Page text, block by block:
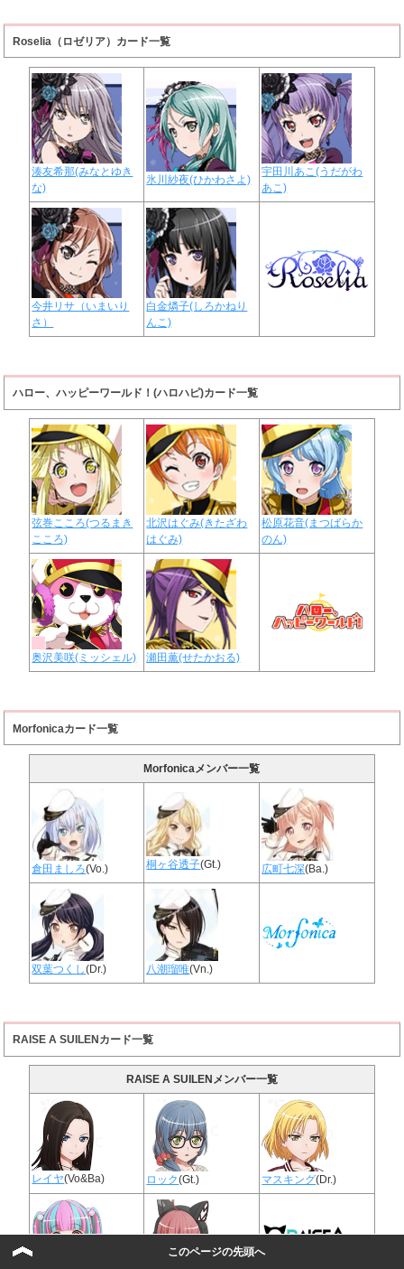
Roselia（ロゼリア）カード一覧
湊友希那(みなとゆき
な)
氷川紗夜(ひかわさよ)
宇田川あこ(うだがわ
あこ)
今井リサ（いまいり
さ）
白金燐子(しろかねり
んこ)
ハロー、ハッピーワールド！(ハロハピ)カード一覧
弦巻こころ(つるまき
こころ)
北沢はぐみ(きたざわ
はぐみ)
松原花音(まつばらか
のん)
奥沢美咲(ミッシェル) 瀬田薫(せたかおる)
Morfonicaカード一覧
Morfonicaメンバー一覧
倉田ましろ(Vo.) 桐ヶ谷透子(Gt.) 広町七深(Ba.)
双葉つくし(Dr.) 八潮瑠唯(Vn.)
RAISE A SUILENカード一覧
RAISE A SUILENメンバー一覧
レイヤ(Vo&Ba) ロック(Gt.) マスキング(Dr.)
このページの先頭へ